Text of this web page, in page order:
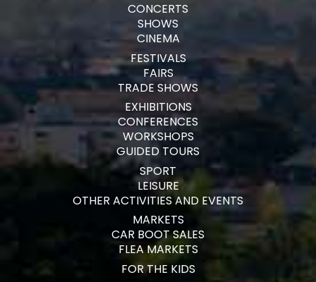
CONCERTS
SHOWS
CINEMA
FESTIVALS
FAIRS
TRADE SHOWS
EXHIBITIONS
CONFERENCES
WORKSHOPS
GUIDED TOURS
SPORT
LEISURE
OTHER ACTIVITIES AND EVENTS
MARKETS
CAR BOOT SALES
FLEA MARKETS
FOR THE KIDS